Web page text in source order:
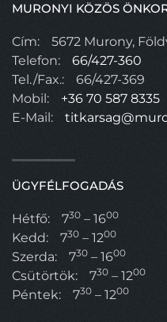
MURONYI KÖZÖS
Cím:
5672 Murony,
Telefon:
66/427-360
Tel./Fax.:
66/427-369
Mobil:
+36 70 587 8335
E-Mail:
ÜGYFÉLFOGADÁS
Hétfő: 730 – 1600
Kedd: 730 – 1200
Szerda: 730 – 1600
Csütörtök: 730 – 1200
Péntek: 730 – 1200